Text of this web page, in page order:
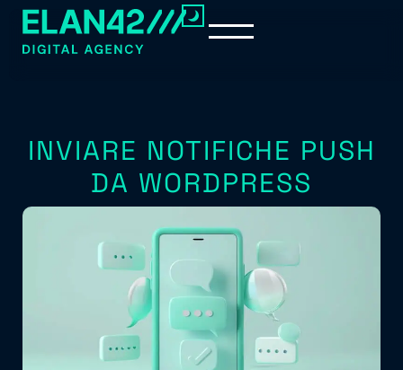
INVIARE NOTIFICHE PUSH
DA WORDPRESS